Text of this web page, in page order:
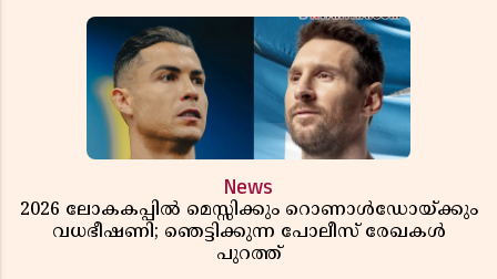
News
2026 ലോകകപ്പിൽ മെസ്സിക്കും റൊണാൾഡോയ്ക്കും
വധഭീഷണി; ഞെട്ടിക്കുന്ന പോലീസ് രേഖകൾ
പുറത്ത്